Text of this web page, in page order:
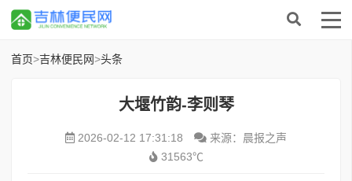
首页>吉林便民网>头条
大堰竹韵-​李则琴
2026-02-12 17:31:18
来源：晨报之声
31563℃